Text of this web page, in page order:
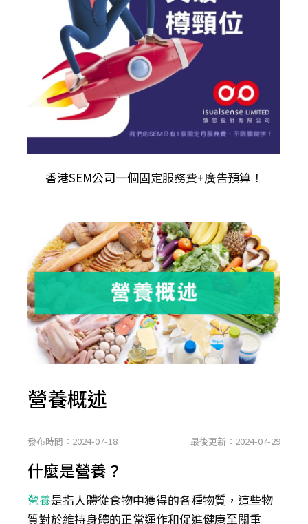
營養概述
發布時間：2024-07-18 最後更新：2024-07-29
什麼是營養？
營養是指人體從食物中獲得的各種物質，這些物
質對於維持身體的正常運作和促進健康至關重
香港SEM公司一個固定服務費+廣告預算！